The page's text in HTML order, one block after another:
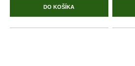
DO KOŠÍKA